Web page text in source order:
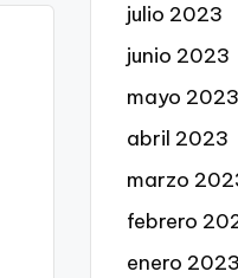
julio 2023
junio 2023
mayo 2023
abril 2023
marzo
febrero
enero 2023